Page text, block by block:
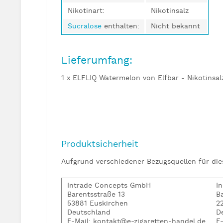
Nikotinart:
Nikotinsalz
Sucralose enthalten: Nicht bekannt
Lieferumfang:
1 x ELFLIQ Watermelon von Elfbar -
Produktsicherheit
Aufgrund verschiedener Bezugsquellen für
Intrade Concepts GmbH
Barentsstraße 13
53881 Euskirchen
Deutschland